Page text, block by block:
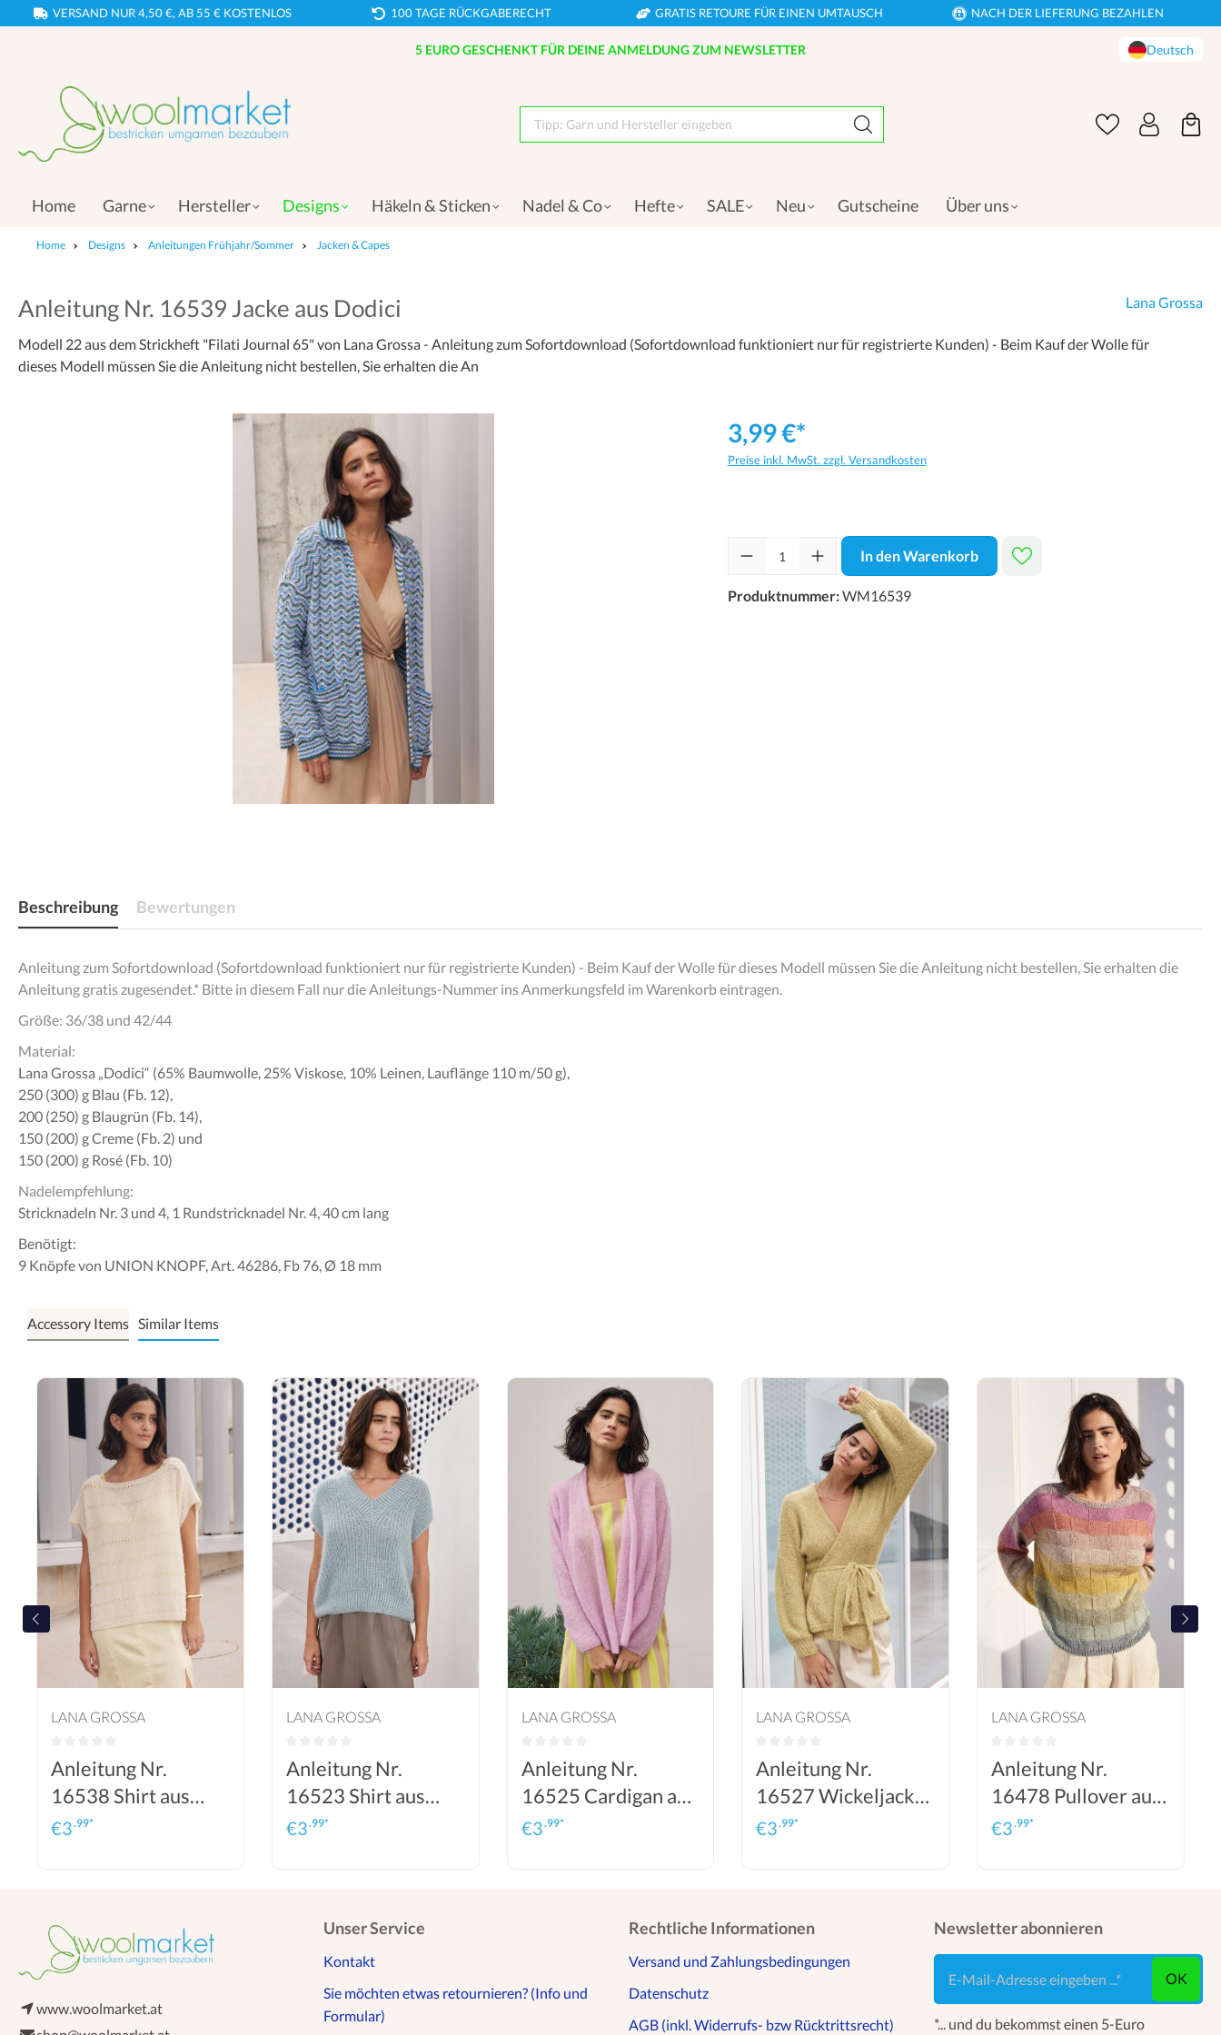
VERSAND NUR 4,50 €, AB 55 € KOSTENLOS 100 TAGE RÜCKGABERECHT GRATIS RETOURE FÜR EINEN UMTAUSCH NACH DER LIEFERUNG BEZAHLEN
5 EURO GESCHENKT FÜR DEINE ANMELDUNG ZUM NEWSLETTER Deutsch
Home Garne Hersteller Designs Häkeln & Sticken Nadel & Co Hefte SALE Neu Gutscheine Über uns
Home Designs Anleitungen Frühjahr/Sommer Jacken & Capes
Anleitung Nr. 16539 Jacke aus Dodici Lana Grossa
Modell 22 aus dem Strickheft "Filati Journal 65" von Lana Grossa - Anleitung zum Sofortdownload (Sofortdownload funktioniert nur für registrierte Kunden) - Beim Kauf der Wolle für
dieses Modell müssen Sie die Anleitung nicht bestellen, Sie erhalten die An
3,99 €*
Preise inkl. MwSt. zzgl. Versandkosten
In den Warenkorb
Produktnummer:WM16539
Beschreibung Bewertungen
Anleitung zum Sofortdownload (Sofortdownload funktioniert nur für registrierte Kunden) - Beim Kauf der Wolle für dieses Modell müssen Sie die Anleitung nicht bestellen, Sie erhalten die
Anleitung gratis zugesendet.* Bitte in diesem Fall nur die Anleitungs-Nummer ins Anmerkungsfeld im Warenkorb eintragen.
Größe: 36/38 und 42/44
Material:
Lana Grossa „Dodici“ (65% Baumwolle, 25% Viskose, 10% Leinen, Lauflänge 110 m/50 g),
250 (300) g Blau (Fb. 12),
200 (250) g Blaugrün (Fb. 14),
150 (200) g Creme (Fb. 2) und
150 (200) g Rosé (Fb. 10)
Nadelempfehlung:
Stricknadeln Nr. 3 und 4, 1 Rundstricknadel Nr. 4, 40 cm lang
Benötigt:
9 Knöpfe von UNION KNOPF, Art. 46286, Fb 76, Ø 18 mm
Accessory Items Similar Items
LANA GROSSA
Anleitung Nr.
16538 Shirt aus
Puno Luce
€3.99*
LANA GROSSA
Anleitung Nr.
16523 Shirt aus
Ecopuno & Silkhair
€3.99*
LANA GROSSA
Anleitung Nr.
16525 Cardigan aus
Setasuri
€3.99*
LANA GROSSA
Anleitung Nr.
16527 Wickeljacke
aus Setasuri
€3.99*
LANA GROSSA
Anleitung Nr.
16478 Pullover aus
Diversa
€3.99*
www.woolmarket.at
Unser Service
Kontakt
Sie möchten etwas retournieren? (Info und
Formular)
Rechtliche Informationen
Versand und Zahlungsbedingungen
Datenschutz
AGB (inkl. Widerrufs- bzw Rücktrittsrecht)
Newsletter abonnieren
E-Mail-Adresse eingeben ...
OK
*... und du bekommst einen 5-Euro